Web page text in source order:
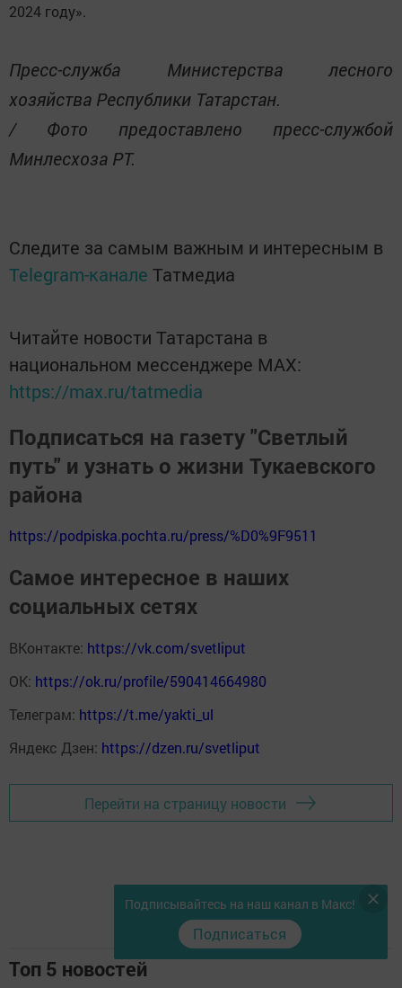
2024 году».
Пресс-служба Министерства лесного
хозяйства Республики Татарстан.
/ Фото предоставлено пресс-службой
Минлесхоза РТ.
Следите за самым важным и интересным в
Telegram-канале Татмедиа
Читайте новости Татарстана в
национальном мессенджере MАХ:
https://max.ru/tatmedia
Подписаться на газету "Светлый
путь" и узнать о жизни Тукаевского
района
https://podpiska.pochta.ru/press/%D0%9F9511
Самое интересное в наших
социальных сетях
ВКонтакте: https://vk.com/svetliput
ОК: https://ok.ru/profile/590414664980
Телеграм: https://t.me/yakti_ul
Яндекс Дзен: https://dzen.ru/svetliput
Перейти на страницу новости
Топ 5 новостей
Подписывайтесь на наш канал в Макс!
Подписаться